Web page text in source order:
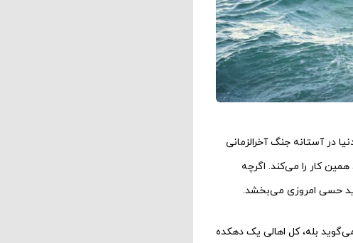
می‌رسید کل دنیا در آستانه جنگ آخرالزمانی
کار را می‌کند. اگرچه
حسی امروزی می‌بخشد.
بله، کل اهالی یک دهکده